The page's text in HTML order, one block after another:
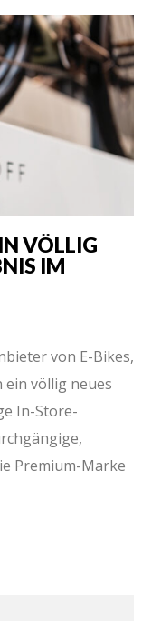
VÖLLIG
IM
von E-Bikes,
völlig neues
In-Store-
Premium-Marke